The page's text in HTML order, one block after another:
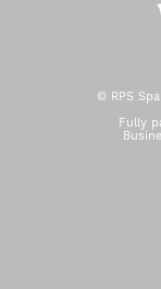
© RPS
Fully